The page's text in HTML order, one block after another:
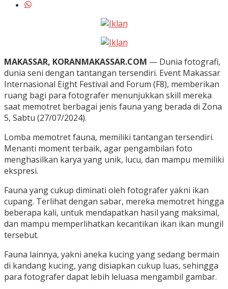
MAKASSAR, KORANMAKASSAR.COM — Dunia fotografi,
dunia seni dengan tantangan tersendiri. Event Makassar
Internasional Eight Festival and Forum (F8), memberikan
ruang bagi para fotografer menunjukkan skill mereka
saat memotret berbagai jenis fauna yang berada di Zona
5, Sabtu (27/07/2024).
Lomba memotret fauna, memiliki tantangan tersendiri.
Menanti moment terbaik, agar pengambilan foto
menghasilkan karya yang unik, lucu, dan mampu memiliki
ekspresi.
Fauna yang cukup diminati oleh fotografer yakni ikan
cupang. Terlihat dengan sabar, mereka memotret hingga
beberapa kali, untuk mendapatkan hasil yang maksimal,
dan mampu memperlihatkan kecantikan ikan ikan mungil
tersebut.
Fauna lainnya, yakni aneka kucing yang sedang bermain
di kandang kucing, yang disiapkan cukup luas, sehingga
para fotografer dapat lebih leluasa mengambil gambar.